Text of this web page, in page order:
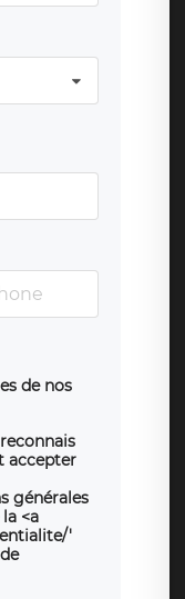
de nos
accepter
générales
<a
'